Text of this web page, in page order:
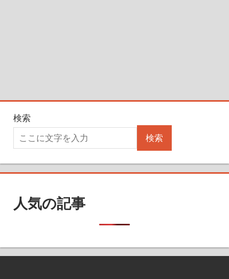
検索
検索
人気の記事